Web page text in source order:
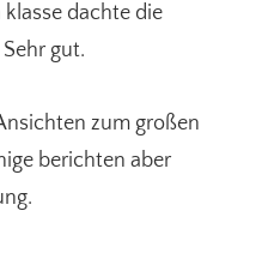
klasse dachte die
gut.
zum großen
berichten aber